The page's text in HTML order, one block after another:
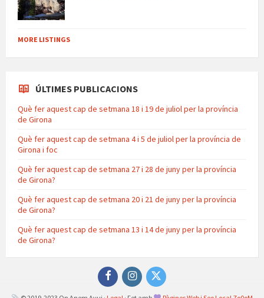
MORE LISTINGS
ÚLTIMES PUBLICACIONS
Què fer aquest cap de setmana 18 i 19 de juliol per la província
de Girona
Què fer aquest cap de setmana 4 i 5 de juliol per la província de
Girona i foc
Què fer aquest cap de setmana 27 i 28 de juny per la província
de Girona?
Què fer aquest cap de setmana 20 i 21 de juny per la província
de Girona?
Què fer aquest cap de setmana 13 i 14 de juny per la província
de Girona?
FacebookInstagramTwitter